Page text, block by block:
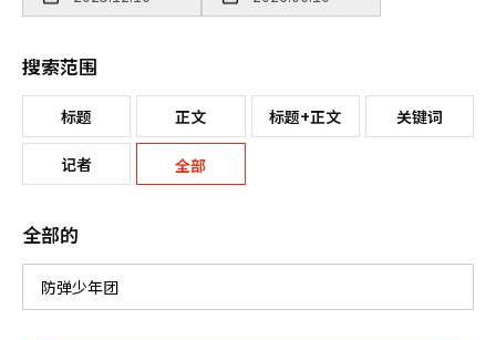
搜索范围
标题 正文 标题+正文 关键词
记者 全部
全部的